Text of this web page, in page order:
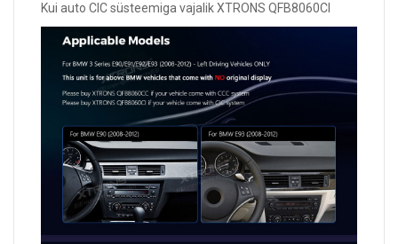
Kui auto CIC süsteemiga vajalik XTRONS QFB8060CI